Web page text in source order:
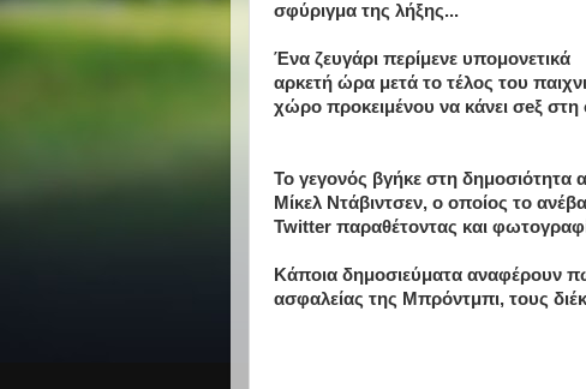
σφύριγμα της λήξης...
Ένα ζευγάρι περίμενε υπομονετικά
αρκετή ώρα μετά το τέλος του
χώρο προκειμένου να κάνει σeξ
Το γεγονός βγήκε στη
Μίκελ Ντάβιντσεν, ο οποίος το
Twitter παραθέτοντας και
Κάποια δημοσιεύματα αναφέρουν
ασφαλείας της Μπρόντμπι, τους